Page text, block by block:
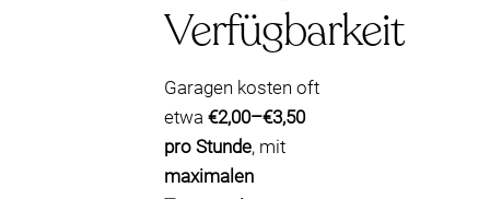
Verfügbarkeit
Garagen kosten oft
etwa €2,00–€3,50
pro Stunde, mit
maximalen